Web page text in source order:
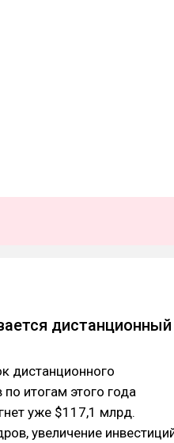
дистанционный
дистанционного
итогам этого года
уже $117,1 млрд.
увеличение